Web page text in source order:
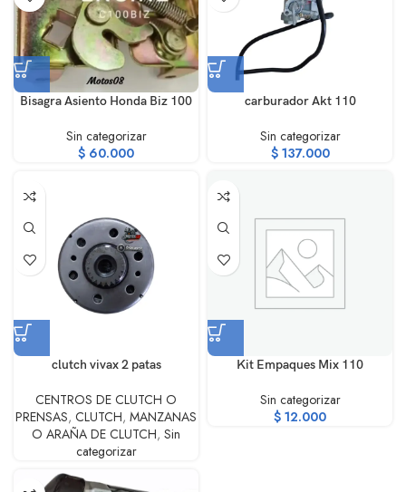
Bisagra Asiento Honda Biz 100
Sin categorizar
$ 60.000
carburador Akt 110
Sin categorizar
$137.000
clutch vivax 2 patas
CENTROS DE CLUTCH O
PRENSAS, CLUTCH, MANZANAS
O ARAÑA DE CLUTCH, Sin
categorizar
Kit Empaques Mix 110
Sin categorizar
$ 12.000